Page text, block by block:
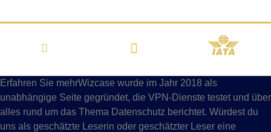
Erfahren Sie mehrWizcase wurde im Jahr 2018 als
unabhängige Seite gegründet, die VPN-Dienste testet und über
alles rund um das Thema Datenschutz berichtet. Würdest du
uns als geschätzte Leserin oder geschätzter Leser eine